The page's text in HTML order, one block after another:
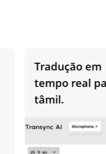
Tradução em
tempo real para
tâmil.